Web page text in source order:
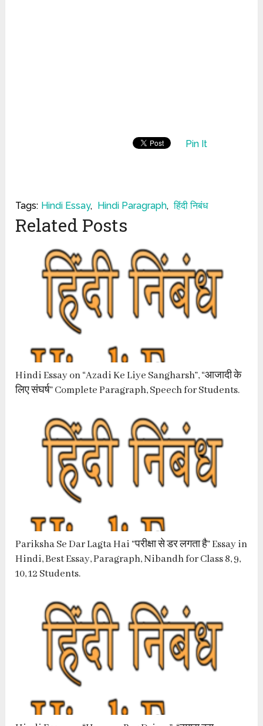
Pin It
Tags: Hindi Essay, Hindi Paragraph, हिंदी निबंध
Related Posts
Hindi Essay on “Azadi Ke Liye Sangharsh”, “आजादी के
लिए संघर्ष” Complete Paragraph, Speech for Students.
Pariksha Se Dar Lagta Hai “परीक्षा से डर लगता है” Essay in
Hindi, Best Essay, Paragraph, Nibandh for Class 8, 9,
10, 12 Students.